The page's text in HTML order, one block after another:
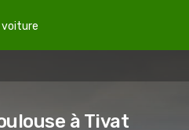
voiture
à Tivat